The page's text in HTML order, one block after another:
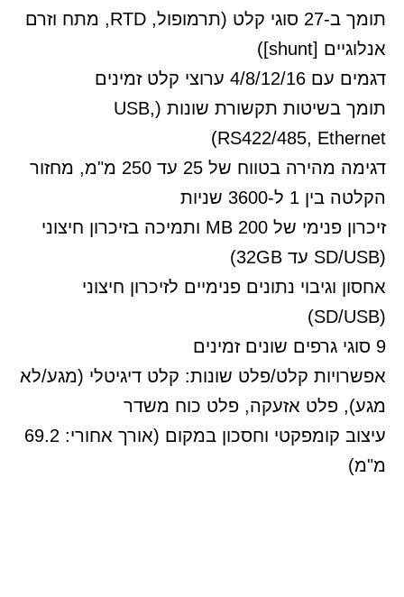
תומך ב-27 סוגי קלט (תרמופול, RTD, מתח וזרם
אנלוגיים [shunt])
דגמים עם 4/8/12/16 ערוצי קלט זמינים
תומך בשיטות תקשורת שונות (USB,
RS422/485, Ethernet)
דגימה מהירה בטווח של 25 עד 250 מ"מ, מחזור
הקלטה בין 1 ל-3600 שניות
זיכרון פנימי של 200 MB ותמיכה בזיכרון חיצוני
(SD/USB עד 32GB)
אחסון וגיבוי נתונים פנימיים לזיכרון חיצוני
(SD/USB)
9 סוגי גרפים שונים זמינים
אפשרויות קלט/פלט שונות: קלט דיגיטלי (מגע/לא
מגע), פלט אזעקה, פלט כוח משדר
עיצוב קומפקטי וחסכון במקום (אורך אחורי: 69.2
מ"מ)